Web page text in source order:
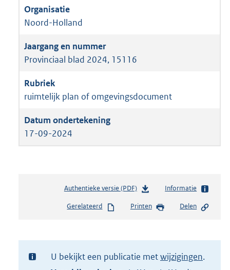
Noord-Holland
Provinciaal blad 2024, 15116
ruimtelijk plan of omgevingsdocument
17-09-2024
Authentieke versie (PDF)b
s
n
Informatie
Gerelateerd Printen Delen
U bekijkt een publicatie metwijzigingen